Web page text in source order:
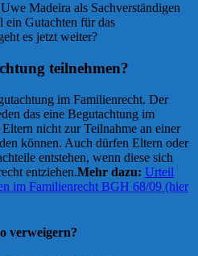
Madeira als Sachverständigen
Gutachten für das
es jetzt weiter?
teilnehmen?
im Familienrecht. Der
das eine Begutachtung im
nicht zur Teilnahme an einer
können. Auch dürfen Eltern oder
entstehen, wenn diese sich
entziehen.Mehr dazu: Urteil
im Familienrecht BGH 68/09 (hier
verweigern?